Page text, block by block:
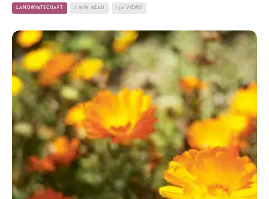
LANDWIRTSCHAFT 1 MIN READ 130 VIEWS